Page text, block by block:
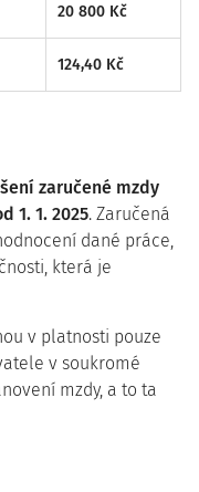
20 800 Kč
124,40 Kč
zaručené mzdy
1. 1. 2025. Zaručená
dané práce,
která je
v platnosti pouze
v soukromé
mzdy, a to ta